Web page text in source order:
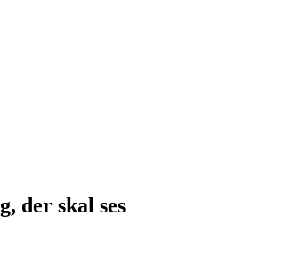
der skal ses